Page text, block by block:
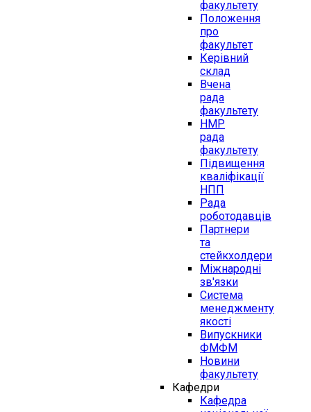
факультету
Положення
про
факультет
Керівний
склад
Вчена
рада
факультету
НМР
рада
факультету
Підвищення
кваліфікації
НПП
Рада
роботодавців
Партнери
та
стейкхолдери
Міжнародні
зв'язки
Система
менеджменту
якості
Випускники
ФМФМ
Новини
факультету
Кафедри
Кафедра